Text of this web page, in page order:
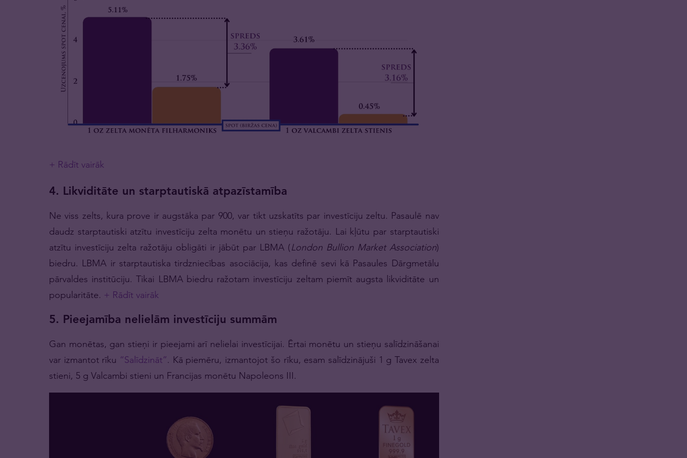
+ Rādīt vairāk
4. Likviditāte un starptautiskā atpazīstamība
Ne viss zelts, kura prove ir augstāka par 900, var tikt uzskatīts par investīciju zeltu. Pasaulē nav
daudz starptautiski atzītu investīciju zelta monētu un stieņu ražotāju. Lai kļūtu par starptautiski
atzītu investīciju zelta ražotāju obligāti ir jābūt par LBMA (London Bullion Market Association)
biedru. LBMA ir starptautiska tirdzniecības asociācija, kas definē sevi kā Pasaules Dārgmetālu
pārvaldes institūciju. Tikai LBMA biedru ražotam investīciju zeltam piemīt augsta likviditāte un
popularitāte. + Rādīt vairāk
5. Pieejamība nelielām investīciju summām
Gan monētas, gan stieņi ir pieejami arī nelielai investīcijai. Ērtai monētu un stieņu salīdzināšanai
var izmantot rīku “Salīdzināt”. Kā piemēru, izmantojot šo rīku, esam salīdzinājuši 1 g Tavex zelta
stieni, 5 g Valcambi stieni un Francijas monētu Napoleons III.